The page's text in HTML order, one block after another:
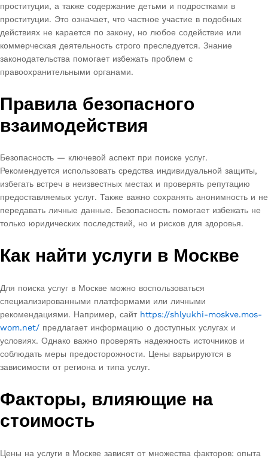
проституции, а также содержание детьми и подростками в
проституции. Это означает, что частное участие в подобных
действиях не карается по закону, но любое содействие или
коммерческая деятельность строго преследуется. Знание
законодательства помогает избежать проблем с
правоохранительными органами.
Правила безопасного
взаимодействия
Безопасность — ключевой аспект при поиске услуг.
Рекомендуется использовать средства индивидуальной защиты,
избегать встреч в неизвестных местах и проверять репутацию
предоставляемых услуг. Также важно сохранять анонимность и не
передавать личные данные. Безопасность помогает избежать не
только юридических последствий, но и рисков для здоровья.
Как найти услуги в Москве
Для поиска услуг в Москве можно воспользоваться
специализированными платформами или личными
рекомендациями. Например, сайт https://shlyukhi-moskve.mos-
wom.net/ предлагает информацию о доступных услугах и
условиях. Однако важно проверять надежность источников и
соблюдать меры предосторожности. Цены варьируются в
зависимости от региона и типа услуг.
Факторы, влияющие на
стоимость
Цены на услуги в Москве зависят от множества факторов: опыта